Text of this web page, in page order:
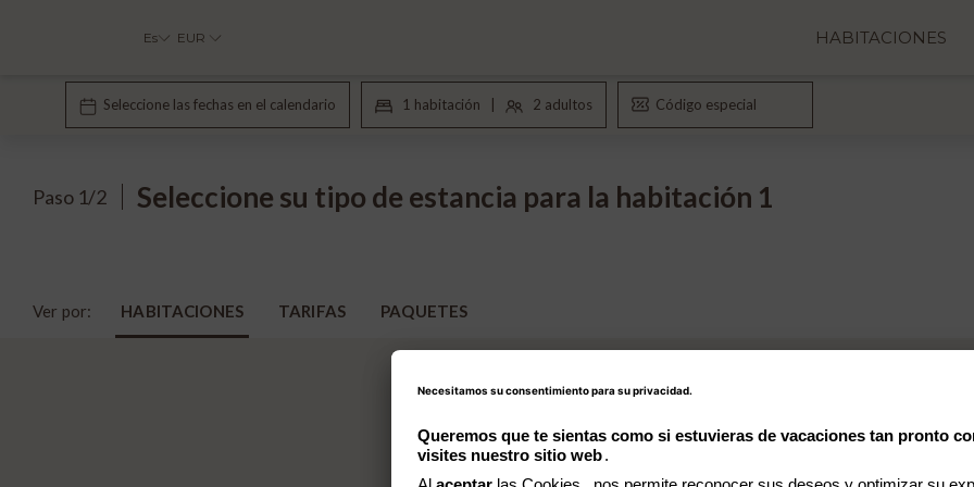
Es EUR HABITACIONES
Paso 1/2 Seleccione su tipo de estancia para la habitación 1
Ver por: HABITACIONES TARIFAS PAQUETES